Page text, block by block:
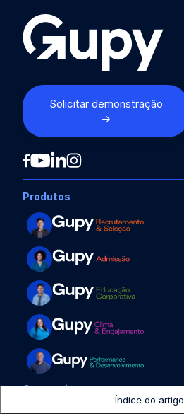
Índice do artigo
Solicitar demonstração
→
Produtos
Categorias